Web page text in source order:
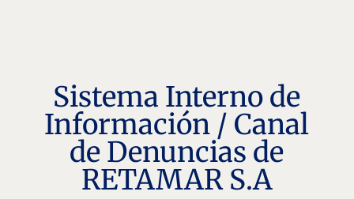
Sistema Interno de
Información / Canal
de Denuncias de
RETAMAR S.A